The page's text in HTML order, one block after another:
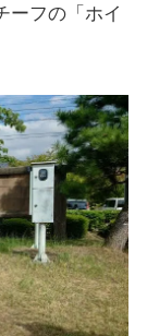
ーフの「ホイ